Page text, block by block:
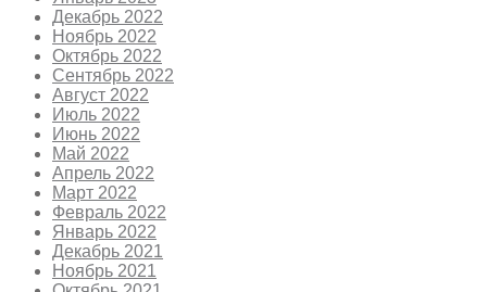
Декабрь 2022
Ноябрь 2022
Октябрь 2022
Сентябрь 2022
Август 2022
Июль 2022
Июнь 2022
Май 2022
Апрель 2022
Март 2022
Февраль 2022
Январь 2022
Декабрь 2021
Ноябрь 2021